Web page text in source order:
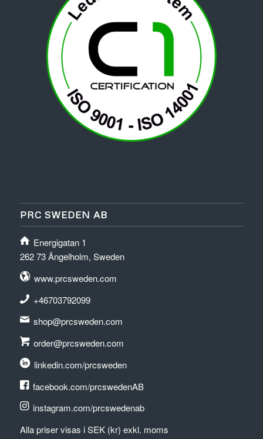
PRC SWEDEN AB
Energigatan 1
262 73 Ängelholm, Sweden
www.prcsweden.com
+46703792099
shop@prcsweden.com
order@prcsweden.com
linkedin.com/prcsweden
facebook.com/prcswedenAB
instagram.com/prcswedenab
Alla priser visas i SEK (kr) exkl. moms